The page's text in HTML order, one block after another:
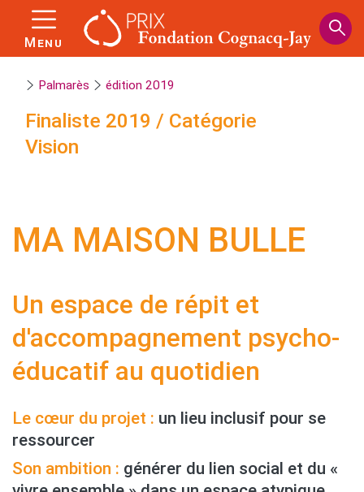
au
contenu
Menu
Palmarès édition 2019
Finaliste 2019 / Catégorie
Vision
MA MAISON BULLE
Un espace de répit et
d'accompagnement psycho-
éducatif au quotidien
Le cœur du projet : un lieu inclusif pour se
ressourcer
Son ambition : générer du lien social et du «
Panneau de gestion des cookies